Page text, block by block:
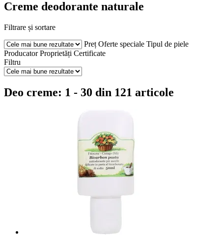
Creme deodorante naturale
Filtrare și sortare
Preț Oferte speciale Tipul de piele
Producator Proprietăți Certificate
Filtru
Deo creme: 1 - 30 din 121 articole